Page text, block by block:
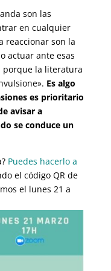
son las
en cualquier
reaccionar son la
actuar ante esas
porque la literatura
Es algo
es prioritario
avisar a
se conduce un
Puedes hacerlo a
el código QR de
el lunes 21 a